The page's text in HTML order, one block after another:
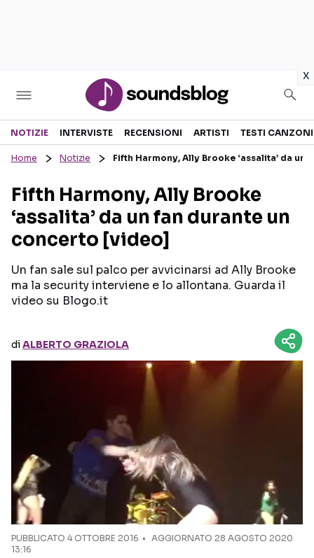
x
Sezioni
RECENSIONI MUSICALI
INTERVISTE
GOSSIP E CURIOSITÀ
TESTI CANZONI
TOUR ED EVENTI
Seguici sui social
NOTIZIE INTERVISTE RECENSIONI ARTISTI TESTI CANZONI
Home Notizie Fifth Harmony, Ally Brooke ‘assalita’ da
Fifth Harmony, Ally Brooke
‘assalita’ da un fan durante un
concerto [video]
Un fan sale sul palco per avvicinarsi ad Ally Brooke
ma la security interviene e lo allontana. Guarda il
video su Blogo.it
diALBERTO GRAZIOLA
PUBBLICATO 4 OTTOBRE 2016
AGGIORNATO 28 AGOSTO 2020
13:16